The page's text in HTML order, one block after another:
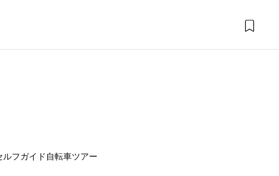
フガイド自転車ツアー